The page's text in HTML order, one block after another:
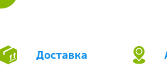
Доставка